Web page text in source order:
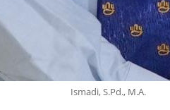
Ismadi, S.Pd., M.A.